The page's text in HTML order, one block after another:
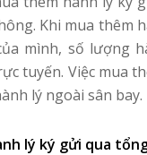
Khi mua thêm
mình, số lượng
tuyến. Việc mua
lý ngoài sân bay.
lý ký gửi qua